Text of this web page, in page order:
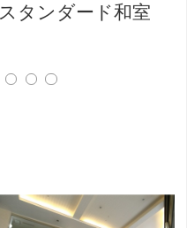
スタンダード和室